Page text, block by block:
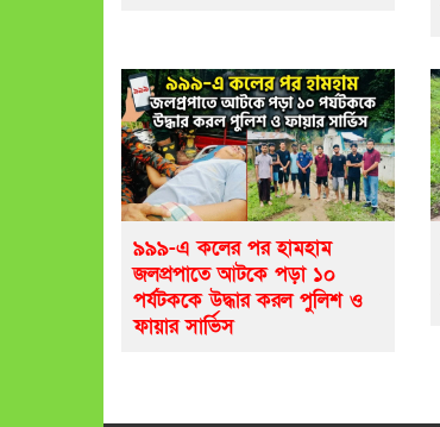
৯৯৯-এ কলের পর হামহাম
জলপ্রপাতে আটকে পড়া ১০
পর্যটককে উদ্ধার করল পুলিশ ও
ফায়ার সার্ভিস